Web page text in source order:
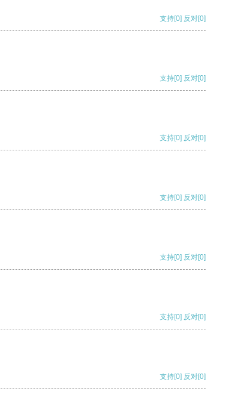
支持[0] 反对[0]
支持[0] 反对[0]
支持[0] 反对[0]
支持[0] 反对[0]
支持[0] 反对[0]
支持[0] 反对[0]
支持[0] 反对[0]